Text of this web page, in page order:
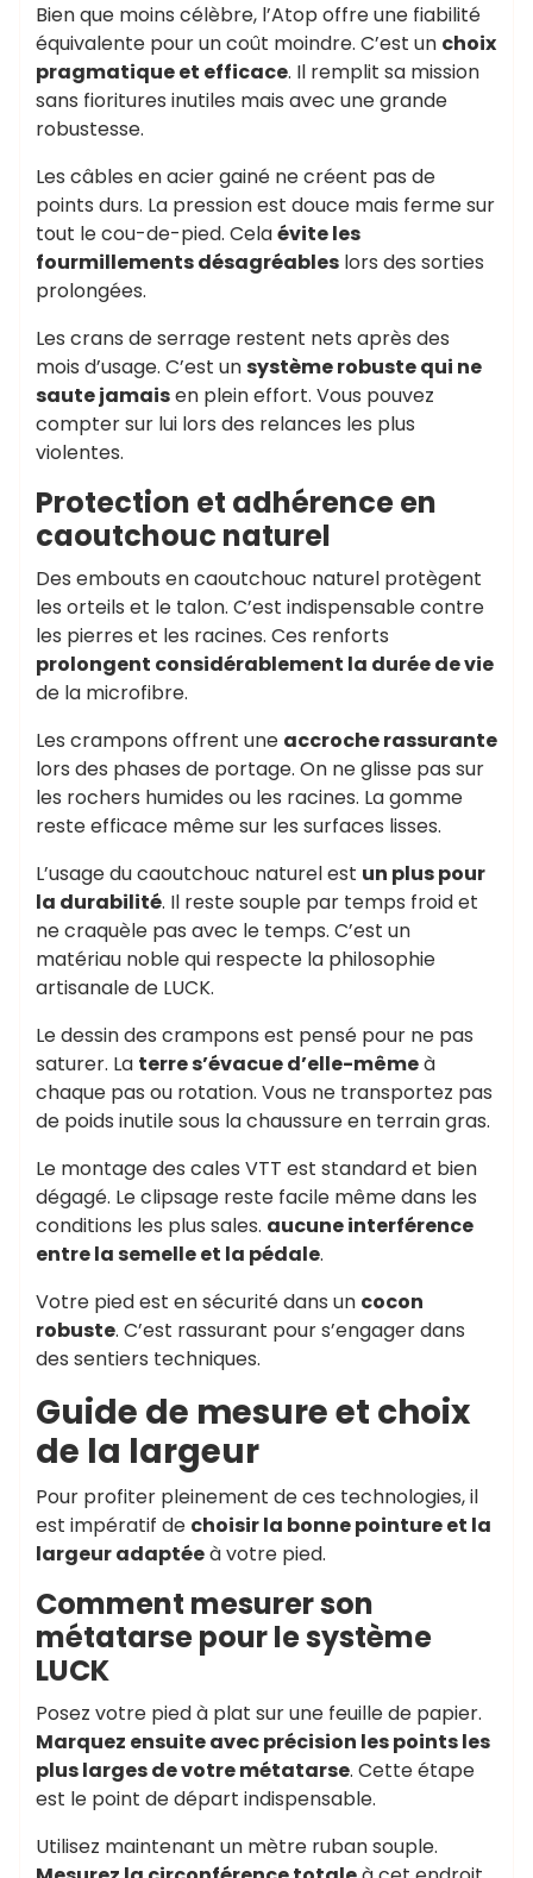
Bien que moins célèbre, l’Atop offre une fiabilité
équivalente pour un coût moindre. C’est un choix
pragmatique et efficace. Il remplit sa mission
sans fioritures inutiles mais avec une grande
robustesse.
Les câbles en acier gainé ne créent pas de
points durs. La pression est douce mais ferme sur
tout le cou-de-pied. Celaévite les
fourmillements désagréables lors des sorties
prolongées.
Les crans de serrage restent nets après des
mois d’usage. C’est unsystème robuste qui ne
saute jamaisen plein effort. Vous pouvez
compter sur lui lors des relances les plus
violentes.
Protection et adhérence en
caoutchouc naturel
Des embouts en caoutchouc naturel protègent
les orteils et le talon. C’est indispensable contre
les pierres et les racines. Ces renforts
prolongent considérablement la durée de vie
de la microfibre.
Les crampons offrent une accroche rassurante
lors des phases de portage. On ne glisse pas sur
les rochers humides ou les racines. La gomme
reste efficace même sur les surfaces lisses.
L’usage du caoutchouc naturel est un plus pour
la durabilité. Il reste souple par temps froid et
ne craquèle pas avec le temps. C’est un
matériau noble qui respecte la philosophie
artisanale de LUCK.
Le dessin des crampons est pensé pour ne pas
saturer. La terre s’évacue d’elle-mêmeà
chaque pas ou rotation. Vous ne transportez pas
de poids inutile sous la chaussure en terrain gras.
Le montage des cales VTT est standard et bien
dégagé. Le clipsage reste facile même dans les
conditions les plus sales. aucune interférence
entre la semelle et la pédale.
Votre pied est en sécurité dans un cocon
robuste. C’est rassurant pour s’engager dans
des sentiers techniques.
Guide de mesure et choix
de la largeur
Pour profiter pleinement de ces technologies, il
est impératif de choisir la bonne pointure et la
largeur adaptéeà votre pied.
Comment mesurer son
métatarse pour le système
LUCK
Posez votre pied à plat sur une feuille de papier.
Marquez ensuite avec précision les points les
plus larges de votre métatarse. Cette étape
est le point de départ indispensable.
Utilisez maintenant un mètre ruban souple.